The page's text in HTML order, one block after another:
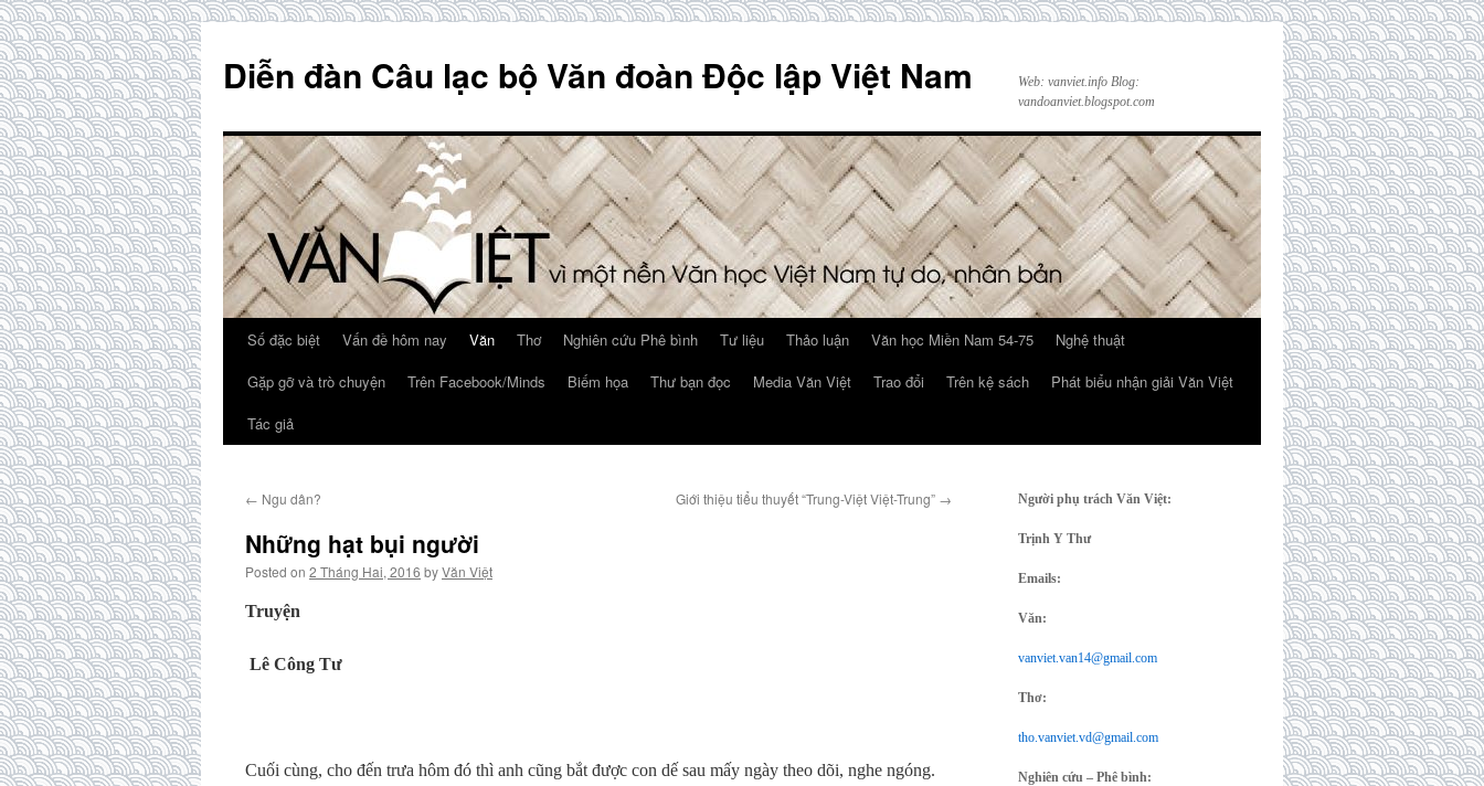
content
Diễn đàn Câu lạc bộ Văn đoàn Độc lập Việt Nam
Web: vanviet.info Blog:
vandoanviet.blogspot.com
Số đặc biệt Vấn đề hôm nay Văn Thơ Nghiên cứu Phê bình Tư liệu Thảo luận Văn học Miền Nam 54-75
Nghệ thuật
Gặp gỡ và trò chuyện
Trên Facebook/Minds Biếm họa Thư bạn đọc Media Văn Việt Trao đổi Trên kệ sách
Phát biểu nhận giải Văn Việt
Tác giả
← Ngu dân? Giới thiệu tiểu thuyết “Trung-Việt Việt-Trung” →
Những hạt bụi người
Posted on 2 Tháng Hai, 2016 byVăn Việt
Truyện
Lê Công Tư
Cuối cùng, cho đến trưa hôm đó thì anh cũng bắt được con dế sau mấy ngày theo dõi, nghe ngóng.
Người phụ trách Văn Việt:
Trịnh Y Thư
Emails:
Văn:
vanviet.van14@gmail.com
Thơ:
tho.vanviet.vd@gmail.com
Nghiên cứu – Phê bình: